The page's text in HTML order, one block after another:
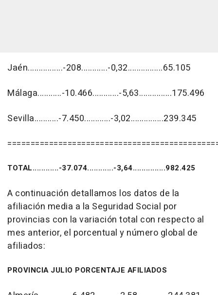
Jaén................-208............-0,32................65.105
Málaga...........-10.466............-5,63...............175.496
Sevilla...........-7.450............-3,02...............239.345
TOTAL............-37.074............-3,64...............982.425
A continuación detallamos los datos de la
afiliación media a la Seguridad Social por
provincias con la variación total con respecto al
mes anterior, el porcentual y número global de
afiliados:
PROVINCIA JULIO PORCENTAJE AFILIADOS